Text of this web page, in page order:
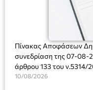
Πίνακας Αποφάσεων
συνεδρίαση της 07-08-2026 σύμφωνα με τις διατάξεις του
άρθρου 133 του ν.5314/
Πρόσκλησης: 10817/03-
10/08/2026